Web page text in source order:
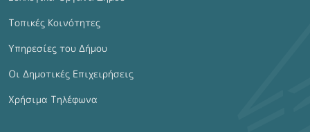
Τοπικές Κοινότητες
Υπηρεσίες του Δήμου
Οι Δημοτικές Επιχειρήσεις
Χρήσιμα Τηλέφωνα